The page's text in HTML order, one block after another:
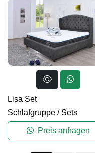
Lisa Set
Schlafgruppe / Sets
Preis anfragen